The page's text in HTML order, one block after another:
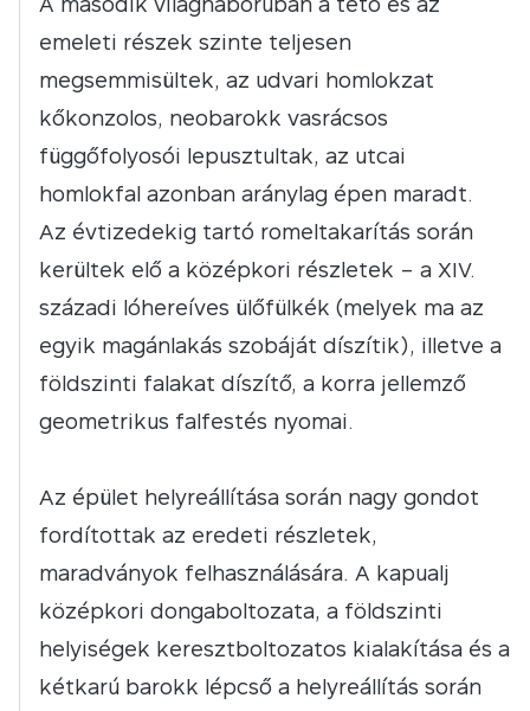
emeleti részek szinte teljesen
megsemmisültek, az udvari homlokzat
kőkonzolos, neobarokk vasrácsos
függőfolyosói lepusztultak, az utcai
homlokfal azonban aránylag épen maradt.
Az évtizedekig tartó romeltakarítás során
kerültek elő a középkori részletek – a XIV.
századi lóhereíves ülőfülkék (melyek ma az
egyik magánlakás szobáját díszítik), illetve a
földszinti falakat díszítő, a korra jellemző
geometrikus falfestés nyomai.
Az épület helyreállítása során nagy gondot
fordítottak az eredeti részletek,
maradványok felhasználására. A kapualj
középkori dongaboltozata, a földszinti
helyiségek keresztboltozatos kialakítása és a
kétkarú barokk lépcső a helyreállítás során